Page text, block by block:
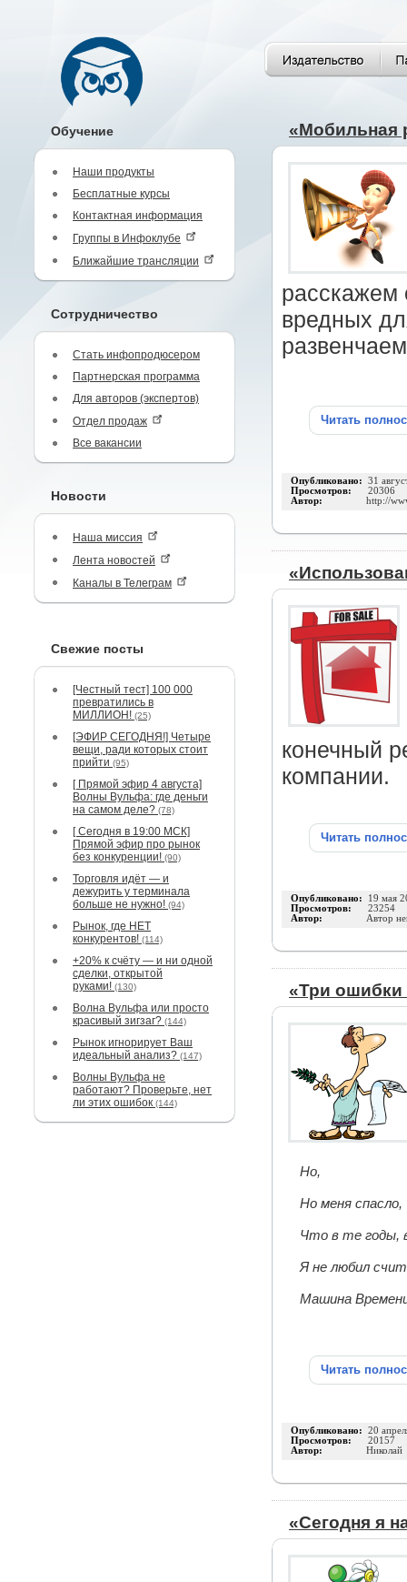
Обучение
Наши продукты
Бесплатные курсы
Контактная информация
Группы в Инфоклубе
Ближайшие трансляции
Сотрудничество
Стать инфопродюсером
Партнерская программа
Для авторов (экспертов)
Отдел продаж
Все вакансии
Новости
Наша миссия
Лента новостей
Каналы в Телеграм
Свежие посты
[Честный тест] 100 000
превратились в
МИЛЛИОН! (25)
[ЭФИР СЕГОДНЯ!] Четыре
вещи, ради которых стоит
прийти (95)
[ Прямой эфир 4 августа]
Волны Вульфа: где деньги
на самом деле? (78)
[ Сегодня в 19:00 МСК]
Прямой эфир про рынок
без конкуренции! (90)
Торговля идёт — и
дежурить у терминала
больше не нужно! (94)
Рынок, где НЕТ
конкурентов! (114)
+20% к счёту — и ни одной
сделки, открытой
руками! (130)
Волна Вульфа или просто
красивый зигзаг? (144)
Рынок игнорирует Ваш
идеальный анализ? (147)
Волны Вульфа не
работают? Проверьте, нет
ли этих ошибок (144)
«Мобильная
расскажем
вредных
Читать
Опубликовано: 31
Просмотров: 20306
Автор: http://
конечный
компании.
Читать
Опубликовано: 19 мая
Просмотров: 23254
Автор: Автор
«Три ошибки
Но,
Но меня спасло,
Что в те годы,
Я не любил
Машина
Читать
Опубликовано: 20
Просмотров: 20157
Автор: Николай
«Сегодня я